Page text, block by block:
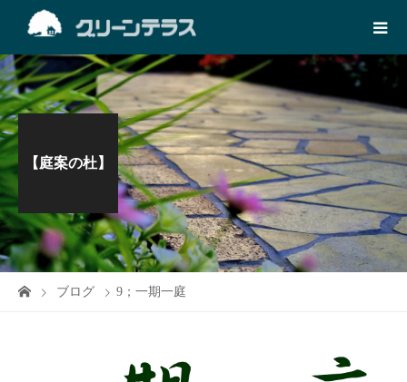
【庭案の杜】
ブログ 9；一期一庭